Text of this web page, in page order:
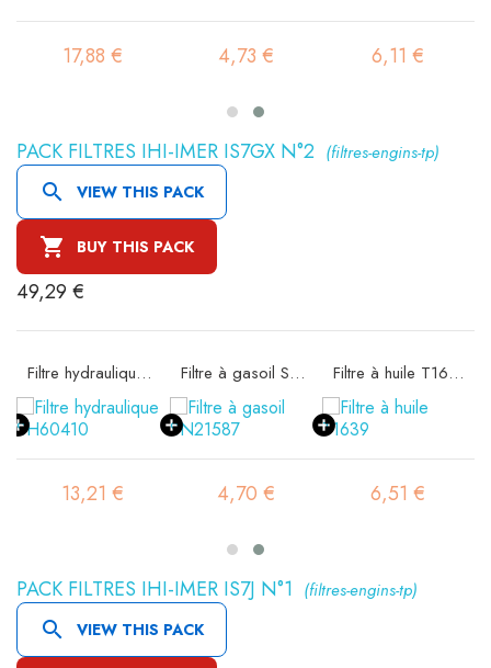
17,88 € 4,73 € 6,11 €
PACK FILTRES IHI-IMER IS7GX N°2 (filtres-engins-tp)
 VIEW THIS PACK
 BUY THIS PACK
49,29 €
Filtre hydraulique SH60410
13,21 €
Filtre à gasoil SN21587
4,70 €
Filtre à huile T1639
6,51 €
PACK FILTRES IHI-IMER IS7J N°1 (filtres-engins-tp)
 VIEW THIS PACK